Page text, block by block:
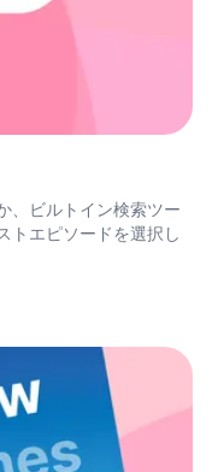
、ビルトイン検索ツー
トエピソードを選択し